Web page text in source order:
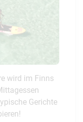
wird im Finns
Gerichte